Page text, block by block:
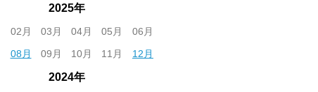
2025年
02月 03月 04月 05月
06月
08月 09月 10月 11月 12月
2024年